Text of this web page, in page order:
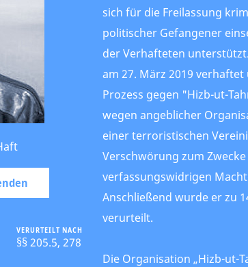
VERURTEILT NACH
§§ 205.5, 278
sich für die Freilassung
politischer Gefangener
der Verhafteten
am 27. März 2019
Prozess gegen "Hizb-ut-
wegen angeblicher
einer terroristischen
Verschwörung zum
verfassungswidrigen
Anschließend wurde er zu
verurteilt.
Die Organisation „Hizb-ut-